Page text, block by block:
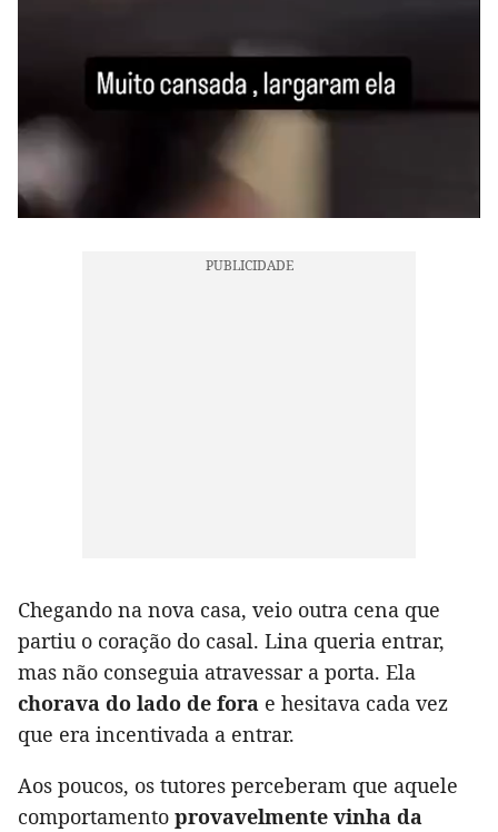
Chegando na nova casa, veio outra cena que
partiu o coração do casal. Lina queria entrar,
mas não conseguia atravessar a porta. Ela
chorava do lado de fora e hesitava cada vez
que era incentivada a entrar.
Aos poucos, os tutores perceberam que aquele
comportamento provavelmente vinha da